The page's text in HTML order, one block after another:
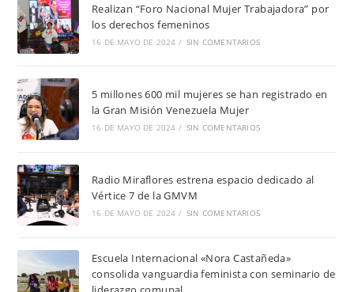
Realizan “Foro Nacional Mujer Trabajadora” por
los derechos femeninos
16 DE MAYO DE 2024 / SIN COMENTARIOS
5 millones 600 mil mujeres se han registrado en
la Gran Misión Venezuela Mujer
16 DE MAYO DE 2024 / SIN COMENTARIOS
Radio Miraflores estrena espacio dedicado al
Vértice 7 de la GMVM
16 DE MAYO DE 2024 / SIN COMENTARIOS
Escuela Internacional «Nora Castañeda»
consolida vanguardia feminista con seminario de